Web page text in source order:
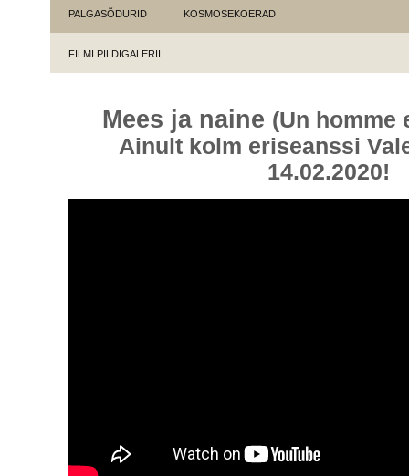
PALGASÕDURID KOSMOSEKOERAD
FILMI PILDIGALERII
Mees ja naine (Un homme
Ainult kolm eriseanssi
14.02.2020!